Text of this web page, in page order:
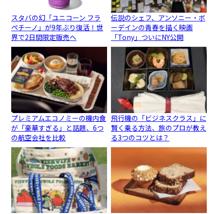
スタバの幻「ユニコーン フラ
ペチーノ」が9年ぶり復活！世
界で2日間限定販売へ
伝説のシェフ、アンソニー・ボ
ーデインの青春を描く映画
「Tony」ついにNY公開
プレミアムエコノミーの機内食
が「豪華すぎる」と話題、6つ
の航空会社を比較
飛行機の「ビジネスクラス」に
賢く乗る方法、旅のプロが教え
る3つのコツとは？